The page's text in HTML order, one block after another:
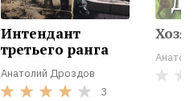
Интендант
третьего ранга
Анатолий Дроздов
3